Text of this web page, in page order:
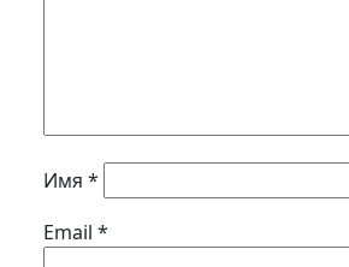
Имя *
Email *